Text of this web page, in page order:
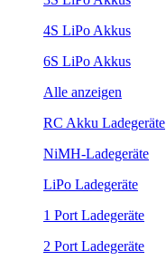
4S LiPo Akkus
6S LiPo Akkus
Alle anzeigen
RC Akku Ladegeräte
NiMH-Ladegeräte
LiPo Ladegeräte
1 Port Ladegeräte
2 Port Ladegeräte